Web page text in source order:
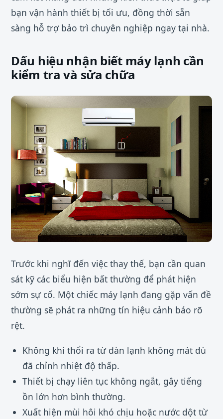
bạn vận hành thiết bị tối ưu, đồng thời sẵn
sàng hỗ trợ bảo trì chuyên nghiệp ngay tại nhà.
Dấu hiệu nhận biết máy lạnh cần
kiểm tra và sửa chữa
Trước khi nghĩ đến việc thay thế, bạn cần quan
sát kỹ các biểu hiện bất thường để phát hiện
sớm sự cố. Một chiếc máy lạnh đang gặp vấn đề
thường sẽ phát ra những tín hiệu cảnh báo rõ
rệt.
Không khí thổi ra từ dàn lạnh không mát dù
đã chỉnh nhiệt độ thấp.
Thiết bị chạy liên tục không ngắt, gây tiếng
ồn lớn hơn bình thường.
Xuất hiện mùi hôi khó chịu hoặc nước dột từ